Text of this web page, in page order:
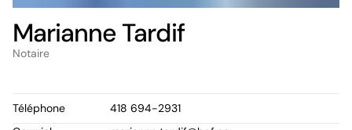
Marianne Tardif
Notaire
Téléphone
418 694-2931